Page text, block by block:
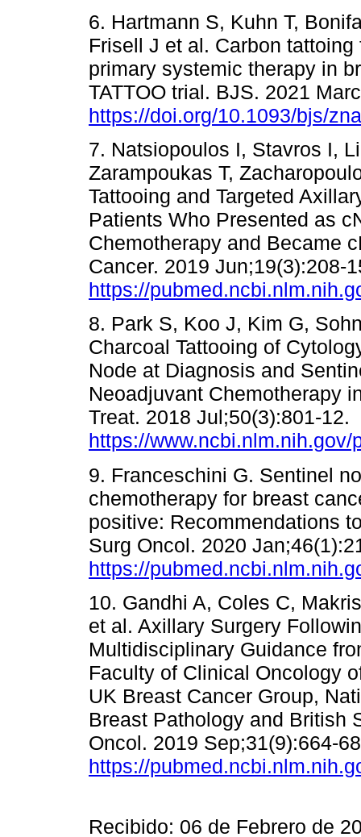
6. Hartmann S, Kuhn T,
Frisell J et al. Carbon
primary systemic therapy in
TATTOO trial. BJS. 2021
https://doi.org/10.1093/bjs/
7. Natsiopoulos I, Stavros I,
Zarampoukas T,
Tattooing and Targeted
Patients Who Presented as
Chemotherapy and Became
Cancer. 2019 Jun;19(3):208-
https://
8. Park S, Koo J, Kim G,
Charcoal Tattooing of
Node at Diagnosis and
Neoadjuvant Chemotherapy
Treat. 2018 Jul;50(3):801-12.
https://
9. Franceschini G. Sentinel
chemotherapy for breast
positive: Recommendations
Surg Oncol. 2020
https://
10. Gandhi A, Coles C,
et al. Axillary Surgery
Multidisciplinary Guidance
Faculty of Clinical Oncology
UK Breast Cancer Group,
Breast Pathology and British
Oncol. 2019 Sep;31(9):664-
https://
Recibido: 06 de Febrero de